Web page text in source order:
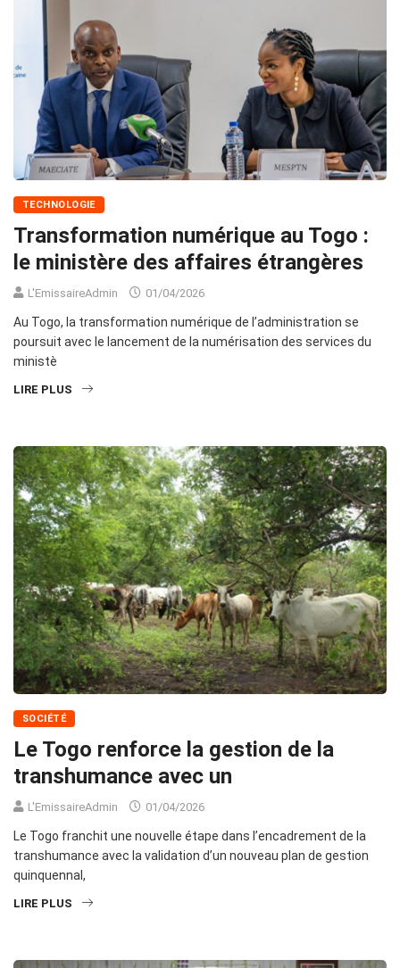
TECHNOLOGIE
Transformation numérique au Togo :
le ministère des affaires étrangères
L'EmissaireAdmin 01/04/2026
Au Togo, la transformation numérique de l’administration se
poursuit avec le lancement de la numérisation des services du
ministè
LIRE PLUS
SOCIÉTÉ
Le Togo renforce la gestion de la
transhumance avec un
L'EmissaireAdmin 01/04/2026
Le Togo franchit une nouvelle étape dans l’encadrement de la
transhumance avec la validation d’un nouveau plan de gestion
quinquennal,
LIRE PLUS